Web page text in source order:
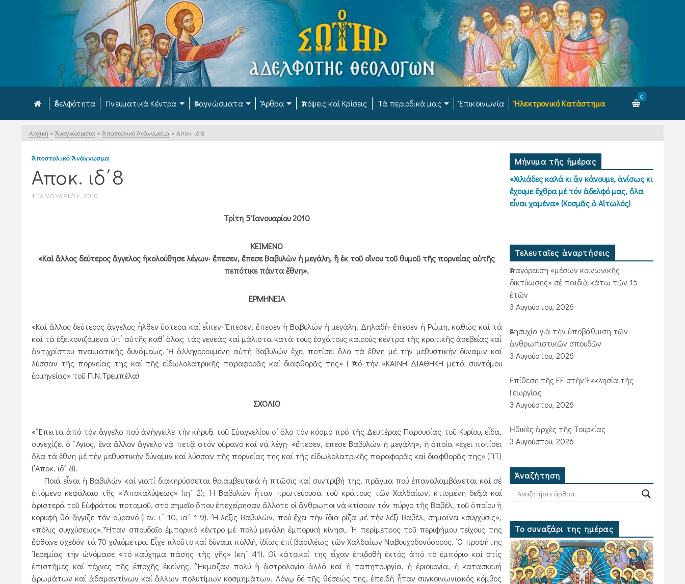
Ἀδελφότητα Πνευματικά Κέντρα Ἀναγνώσματα Ἄρθρα Ἀπόψεις καὶ Κρίσεις Τά περιοδικά μας Ἐπικοινωνία Ἠλεκτρονικό Κατάστημα
0
Αρχική » Ἀναγνώσματα » Ἀποστολικό Ἀνάγνωσμα » Αποκ. ιδ΄8
Ἀποστολικό Ἀνάγνωσμα
Αποκ. ιδ΄8
1 ΙΑΝΟΥΑΡΊΟΥ, 2010
Τρίτη 5 Ἰανουαρίου 2010
ΚΕΙΜΕΝΟ
«Καὶ ἄλλος δεύτερος ἄγγελος ἠκολούθησε λέγων· ἔπεσεν, ἔπεσε Βαβυλὼν ἡ μεγάλη, ἣ ἐκ τοῦ οἴνου τοῦ θυμοῦ τῆς πορνείας αὐτῆς
πεπότικε πάντα ἔθνη».
ΕΡΜΗΝΕΙΑ
«Καί ἄλλος δεύτερος ἄγγελος ἦλθεν ὕστερα καί εἶπεν· Ἔπεσεν, ἔπεσεν ἡ Βαβυλών ἡ μεγάλη. Δηλαδή· ἔπεσεν ἡ Ρώμη, καθώς καί τά
καί τά ἐξεικονιζόμενα ὑπ’ αὐτῆς καθ’ ὅλας τάς γενεάς καί μάλιστα κατά τούς ἐσχάτους καιρούς κέντρα τῆς κρατικῆς ἀσεβείας καί
ἀντιχρίστου πνευματικῆς δυνάμεως. Ἡ ἀλληγορουμένη αὐτή Βαβυλών ἔχει ποτίσει ὅλα τά ἔθνη μέ τήν μεθυστικήν δύναμιν καί
λύσσαν τῆς πορνείας της καί τῆς εἰδωλολατρικῆς παραφορᾶς καί διαφθορᾶς της» ( Ἀπό τήν «ΚΑΙΝΗ ΔΙΑΘΗΚΗ μετά συντόμου
ἑρμηνείας» τοῦ Π.Ν.Τρεμπέλα)
ΣΧΟΛΙΟ
«῎Επειτα ἀπό τόν ἄγγελο πού ἀνήγγειλε τήν κήρυξι τοῦ Εὐαγγελίου σ’ ὅλο τόν κόσμο πρό τῆς Δευτέρας Παρουσίας τοῦ Κυρίου, εἶδα,
συνεχίζει ὁ ῞Αγιος, ἕνα ἄλλον ἄγγελο νά πετᾷ στόν οὐρανό καί νά λέγῃ· «ἔπεσεν, ἔπεσε Βαβυλών ἡ μεγάλη», ἡ ὁποία «ἔχει ποτίσει
ὅλα τά ἔθνη μέ τήν μεθυστικήν δύναμιν καί λύσσαν τῆς πορνείας της καί τῆς εἰδωλολατρικῆς παραφορᾶς καί διαφθορᾶς της» (ΠΤ)
(᾿Αποκ. ιδ´ 8).
Ποιά εἶναι ἡ Βαβυλών καί γιατί διακηρύσσεται θριαμβευτικά ἡ πτῶσις καί συντριβή της, πρᾶγμα πού ἐπαναλαμβάνεται καί σέ
ἑπόμενο κεφάλαιο τῆς «᾿Αποκαλύψεως» (ιη´ 2); ῾Η Βαβυλών ἦταν πρωτεύουσα τοῦ κράτους τῶν Χαλδαίων, κτισμένη δεξιά καί
ἀριστερά τοῦ Εὐφράτου ποταμοῦ, στό σημεῖο ὅπου ἐπεχείρησαν ἄλλοτε οἱ ἄνθρωποι νά κτίσουν τόν πύργο τῆς Βαβέλ, τοῦ ὁποίου ἡ
κορυφή θά ἄγγιζε τόν οὐρανό (Γεν. ι´ 10, ια´ 1-9). ῾Η λέξις Βαβυλών, πού ἔχει τήν ἴδια ρίζα μέ τήν λέξι Βαβέλ, σημαίνει «σύγχυσις»,
«πόλις συγχύσεως». Ἦταν σπουδαῖο ἐμπορικό κέντρο μέ πολύ μεγάλη ἐμπορική κίνησι. ῾Η περίμετρος τοῦ περιφήμου τείχους της
ἔφθανε σχεδόν τά 70 χιλιόμετρα. Εἶχε πλοῦτο καί δύναμι πολλή, ἰδίως ἐπί βασιλέως τῶν Χαλδαίων Ναβουχοδονόσορος. ῾Ο προφήτης
῾Ιερεμίας τήν ὠνόμασε «τό καύχημα πάσης τῆς γῆς» (κη´ 41). Οἱ κάτοικοί της εἶχαν ἐπιδοθῆ ἐκτός ἀπό τό ἐμπόριο καί στίς
ἐπιστῆμες καί τέχνες τῆς ἐποχῆς ἐκείνης. ῎Ηκμαζαν πολύ ἡ ἀστρολογία ἀλλά καί ἡ ταπητουργία, ἡ ἐριουργία, ἡ κατασκευή
ἀρωμάτων καί ἀδαμαντίνων καί ἄλλων πολυτίμων κοσμημάτων. Λόγῳ δέ τῆς θέσεώς της, ἐπειδή ἦταν συγκοινωνιακός κόμβος
Μήνυμα τῆς ἡμέρας
«Χιλιάδες καλά κι ἄν κάνουμε, ἀνίσως κι
ἔχουμε ἔχθρα μέ τόν ἀδελφό μας, ὅλα
εἶναι χαμένα» (Κοσμᾶς ὁ Αἰτωλός)
Τελευταῖες ἀναρτήσεις
Ἀπαγόρευση «μέσων κοινωνικῆς
δικτύωσης» σὲ παιδιὰ κάτω τῶν 15
ἐτῶν
3 Αυγούστου, 2026
Ἀνησυχία γιὰ τὴν ὑποβάθμιση τῶν
ἀνθρωπιστικῶν σπουδῶν
3 Αυγούστου, 2026
Ἐπίθεση τῆς ΕΕ στὴν Ἐκκλησία τῆς
Γεωργίας
3 Αυγούστου, 2026
Ἠθικὲς ἀρχὲς τῆς Τουρκίας
3 Αυγούστου, 2026
Ἀναζήτηση
Το συναξάρι της ημέρας